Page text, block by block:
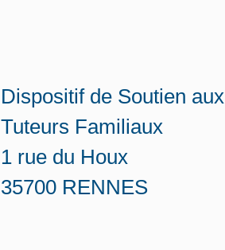
Dispositif de Soutien aux
Tuteurs Familiaux
1 rue du Houx
35700 RENNES